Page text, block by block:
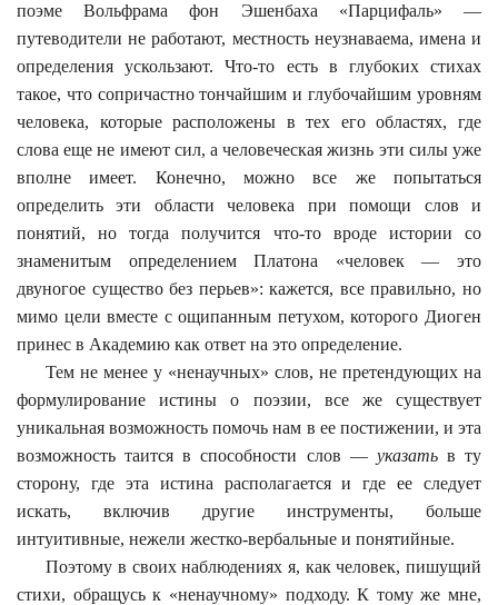
поэме Вольфрама фон Эшенбаха «Парцифаль» —
путеводители не работают, местность неузнаваема, имена и
определения ускользают. Что-то есть в глубоких стихах
такое, что сопричастно тончайшим и глубочайшим уровням
человека, которые расположены в тех его областях, где
слова еще не имеют сил, а человеческая жизнь эти силы уже
вполне имеет. Конечно, можно все же попытаться
определить эти области человека при помощи слов и
понятий, но тогда получится что-то вроде истории со
знаменитым определением Платона «человек — это
двуногое существо без перьев»: кажется, все правильно, но
мимо цели вместе с ощипанным петухом, которого Диоген
принес в Академию как ответ на это определение.
Тем не менее у «ненаучных» слов, не претендующих на
формулирование истины о поэзии, все же существует
уникальная возможность помочь нам в ее постижении, и эта
возможность таится в способности слов — указать в ту
сторону, где эта истина располагается и где ее следует
искать, включив другие инструменты, больше
интуитивные, нежели жестко-вербальные и понятийные.
Поэтому в своих наблюдениях я, как человек, пишущий
стихи, обращусь к «ненаучному» подходу. К тому же мне,